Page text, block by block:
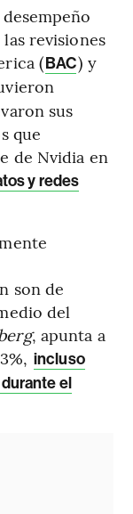
revisiones
(BAC) y
sus
que
de Nvidia en
y redes
son de
del
, apunta a
incluso
el